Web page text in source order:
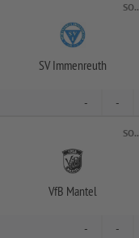
SO..
SV Immenreuth
- -
SO..
VfB Mantel
- -